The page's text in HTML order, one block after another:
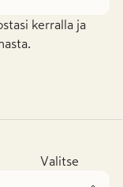
kerralla ja
Valitse